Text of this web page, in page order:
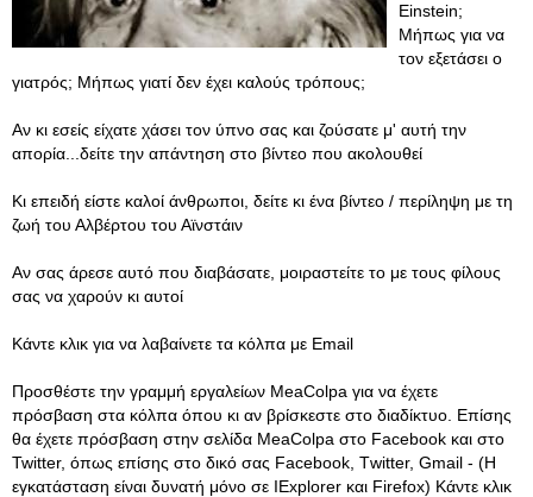
Einstein;
Μήπως για να
τον εξετάσει ο
γιατρός; Μήπως γιατί δεν έχει καλούς τρόπους;
Αν κι εσείς είχατε χάσει τον ύπνο σας και ζούσατε μ' αυτή την
απορία...δείτε την απάντηση στο βίντεο που ακολουθεί
Κι επειδή είστε καλοί άνθρωποι, δείτε κι ένα βίντεο / περίληψη με τη
ζωή του Αλβέρτου του Αϊνστάιν
Αν σας άρεσε αυτό που διαβάσατε, μοιραστείτε το με τους φίλους
σας να χαρούν κι αυτοί
Κάντε κλικ για να λαβαίνετε τα κόλπα με Email
Προσθέστε την γραμμή εργαλείων MeaColpa για να έχετε
πρόσβαση στα κόλπα όπου κι αν βρίσκεστε στο διαδίκτυο. Επίσης
θα έχετε πρόσβαση στην σελίδα MeaColpa στο Facebook και στο
Twitter, όπως επίσης στο δικό σας Facebook, Τwitter, Gmail - (Η
εγκατάσταση είναι δυνατή μόνο σε IExplorer και Firefox) Κάντε κλικ